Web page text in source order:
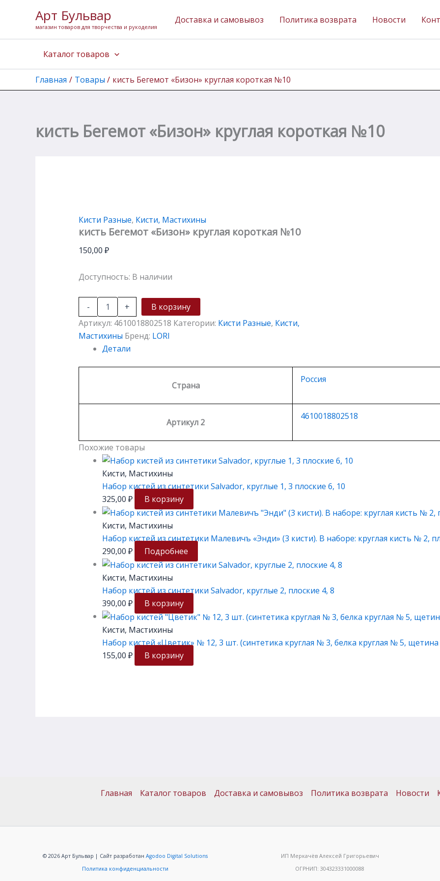
содержимому
Арт Бульвар
магазин товаров для творчества и рукоделия
Доставка и самовывоз Политика возврата Новости
Каталог товаров
Главная Товары кисть Бегемот «Бизон» круглая короткая №10
кисть Бегемот «Бизон» круглая короткая №10
Кисти Разные, Кисти, Мастихины
кисть Бегемот «Бизон» круглая короткая №10
150,00 ₽
Доступность: В наличии
-
товара
кисть
Бегемот
круглая
+
В корзину
Артикул: 4610018802518 Категории: Кисти Разные, Кисти,
Мастихины Бренд: LORI
Детали
Страна
Россия
Артикул 2
4610018802518
Похожие товары
Кисти, Мастихины
Набор кистей из синтетики Salvador, круглые 1, 3 плоские 6, 10
325,00 ₽ В корзину
Кисти, Мастихины
Набор кистей из синтетики Малевичъ «Энди» (3 кисти). В наборе: круглая кисть № 2,
290,00 ₽ Подробнее
Кисти, Мастихины
Набор кистей из синтетики Salvador, круглые 2, плоские 4, 8
390,00 ₽ В корзину
Кисти, Мастихины
Набор кистей «Цветик» № 12, 3 шт. (синтетика круглая № 3, белка круглая № 5,
155,00 ₽ В корзину
Главная Каталог товаров Доставка и самовывоз Политика возврата Новости
© 2026 Арт Бульвар | Сайт разработанAgodoo Digital Solutions
Политика конфиденциальности
ИП Меркачёв Алексей Григорьевич
ОГРНИП: 304323331000088